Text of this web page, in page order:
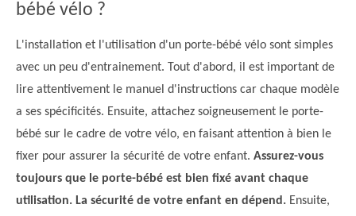
bébé vélo ?
L'installation et l'utilisation d'un porte-bébé vélo sont simples
avec un peu d'entrainement. Tout d'abord, il est important de
lire attentivement le manuel d'instructions car chaque modèle
a ses spécificités. Ensuite, attachez soigneusement le porte-
bébé sur le cadre de votre vélo, en faisant attention à bien le
fixer pour assurer la sécurité de votre enfant. Assurez-vous
toujours que le porte-bébé est bien fixé avant chaque
utilisation. La sécurité de votre enfant en dépend. Ensuite,